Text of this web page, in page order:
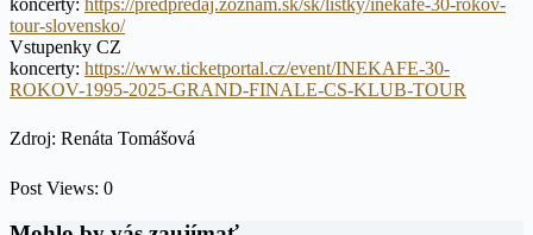
koncerty: https://predpredaj.zoznam.sk/sk/listky/inekafe-30-rokov-
tour-slovensko/
Vstupenky CZ
koncerty: https://www.ticketportal.cz/event/INEKAFE-30-
ROKOV-1995-2025-GRAND-FINALE-CS-KLUB-TOUR
Zdroj: Renáta Tomášová
Post Views: 0